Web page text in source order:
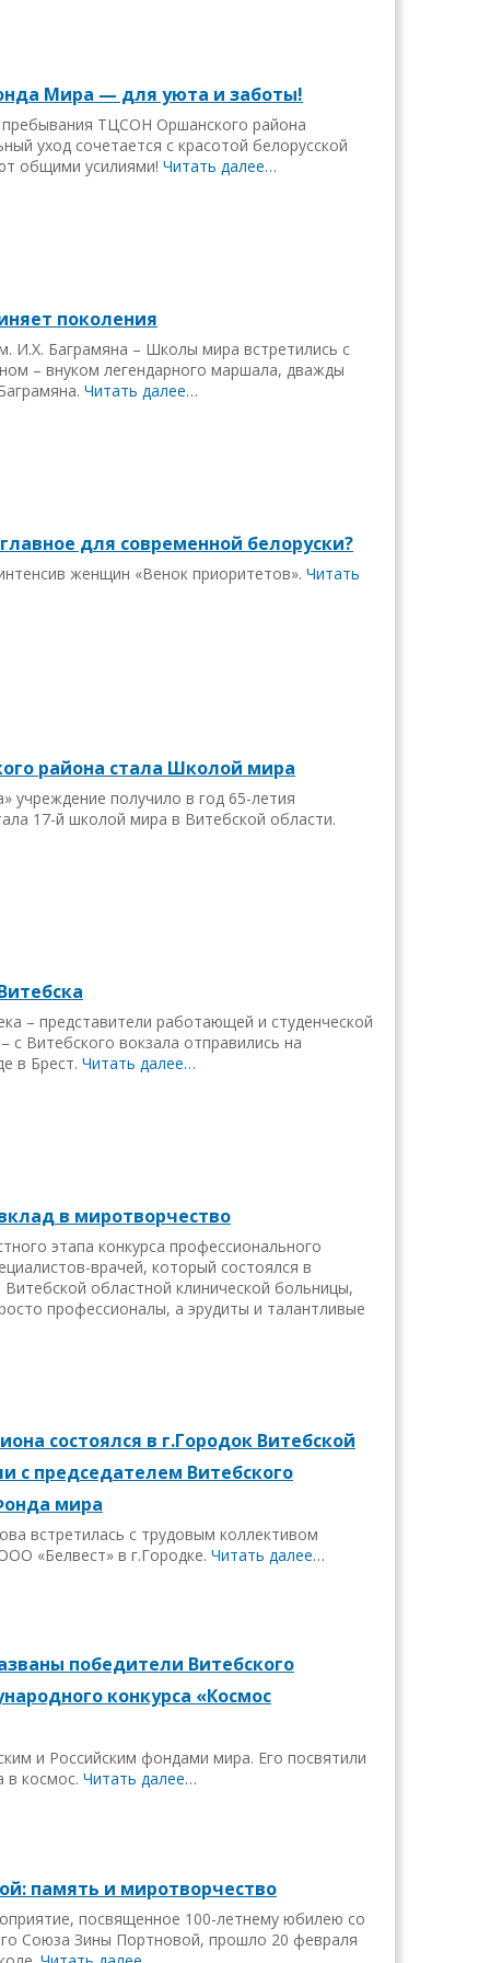
Мира — для уюта и заботы!
пребывания ТЦСОН Оршанского района
уход сочетается с красотой белорусской
общими усилиями! Читать далее…
поколения
И.Х. Баграмяна – Школы мира встретились с
– внуком легендарного маршала, дважды
Читать далее…
для современной белоруски?
женщин «Венок приоритетов». Читать
района стала Школой мира
учреждение получило в год 65-летия
17-й школой мира в Витебской области.
– представители работающей и студенческой
с Витебского вокзала отправились на
в Брест. Читать далее…
в миротворчество
этапа конкурса профессионального
врачей, который состоялся в
областной клинической больницы,
профессионалы, а эрудиты и талантливые
состоялся в г.Городок Витебской
с председателем Витебского
мира
встретилась с трудовым коллективом
«Белвест» в г.Городке. Читать далее…
победители Витебского
конкурса «Космос
и Российским фондами мира. Его посвятили
в космос. Читать далее…
память и миротворчество
посвященное 100-летнему юбилею со
Союза Зины Портновой, прошло 20 февраля